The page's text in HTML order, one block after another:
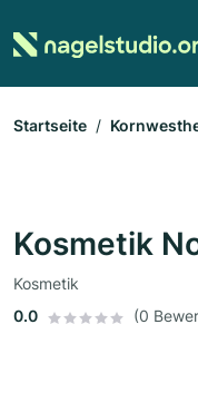
Startseite
Kosmetik
Kosmetik
0.0
(0